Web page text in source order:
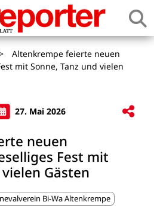
Altenkrempe feierte neuen
mit Sonne, Tanz und vielen
27. Mai 2026
neuen
Fest mit
Gästen
Bi-Wa Altenkrempe